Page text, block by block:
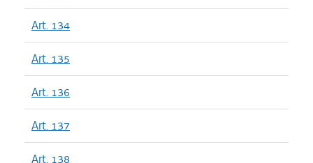
Art. 134
Art. 135
Art. 136
Art. 137
Art. 138